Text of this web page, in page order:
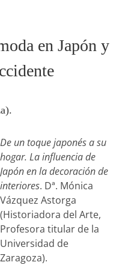
en Japón y
De un toque japonés a su
hogar. La influencia de
Japón en la decoración de
interiores. Dª. Mónica
Vázquez Astorga
(Historiadora del Arte,
Profesora titular de la
Universidad de
Zaragoza).